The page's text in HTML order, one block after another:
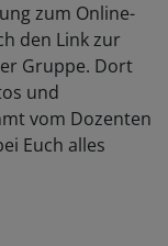
zum Online-
den Link zur
Gruppe. Dort
und
vom Dozenten
Euch alles